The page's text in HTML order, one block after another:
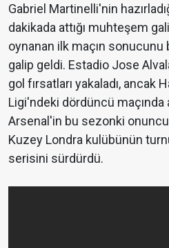
Gabriel Martinelli'nin
dakikada attığı muhteşem
oynanan ilk maçın
galip geldi. Estadio Jose
gol fırsatları yakaladı, ancak
Ligi'ndeki dördüncü maçında
Arsenal'in bu sezonki
Kuzey Londra kulübünün
serisini sürdürdü.